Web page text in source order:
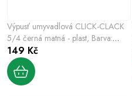
Výpusť umyvadlová CLICK-CLACK
5/4 černá matná - plast, Barva:
černá matná
149 Kč